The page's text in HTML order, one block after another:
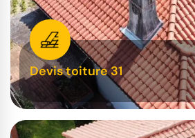
Devis toiture 31